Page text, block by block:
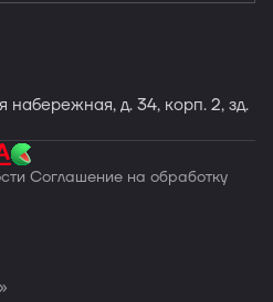
набережная, д. 34, корп. 2, зд.
Соглашение на обработку